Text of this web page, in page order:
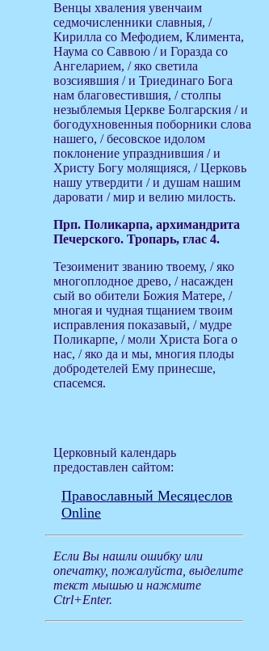
Венцы хваления увенчаим
седмочисленники славныя, /
Кирилла со Мефодием, Климента,
Наума со Саввою / и Горазда со
Ангеларием, / яко светила
возсиявшия / и Триединаго Бога
нам благовестившия, / столпы
незыблемыя Церкве Болгарския / и
богодухновенныя поборники слова
нашего, / бесовское идолом
поклонение упразднившия / и
Христу Богу молящияся, / Церковь
нашу утвердити / и душам нашим
даровати / мир и велию милость.
Прп. Поликарпа, архимандрита
Печерского. Тропарь, глас 4.
Тезоименит званию твоему, / яко
многоплодное древо, / насажден
сый во обители Божия Матере, /
многая и чудная тщанием твоим
исправления показавый, / мудре
Поликарпе, / моли Христа Бога о
нас, / яко да и мы, многия плоды
добродетелей Ему принесше,
спасемся.
Церковный календарь
предоставлен сайтом:
Православный Месяцеслов
Online
Если Вы нашли ошибку или
опечатку, пожалуйста, выделите
текст мышью и нажмите
Ctrl+Enter.